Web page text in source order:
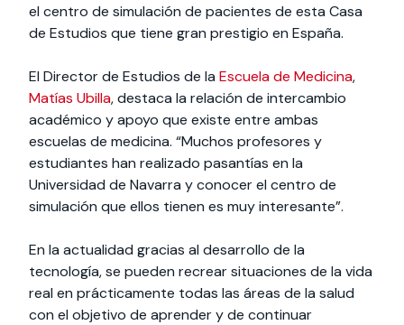
el centro de simulación de pacientes de esta Casa
de Estudios que tiene gran prestigio en España.
El Director de Estudios de la Escuela de Medicina,
Matías Ubilla, destaca la relación de intercambio
académico y apoyo que existe entre ambas
escuelas de medicina. “Muchos profesores y
estudiantes han realizado pasantías en la
Universidad de Navarra y conocer el centro de
simulación que ellos tienen es muy interesante”.
En la actualidad gracias al desarrollo de la
tecnología, se pueden recrear situaciones de la vida
real en prácticamente todas las áreas de la salud
con el objetivo de aprender y de continuar